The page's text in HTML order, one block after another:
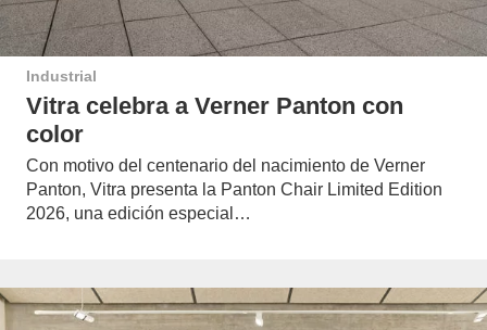
Industrial
Vitra celebra a Verner Panton con
color
Con motivo del centenario del nacimiento de Verner
Panton, Vitra presenta la Panton Chair Limited Edition
2026, una edición especial…